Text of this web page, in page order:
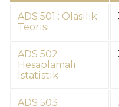
ADS 501 : Olasılık
Teorisi
ADS 502 :
Hesaplamalı
İstatistik
ADS 503 :